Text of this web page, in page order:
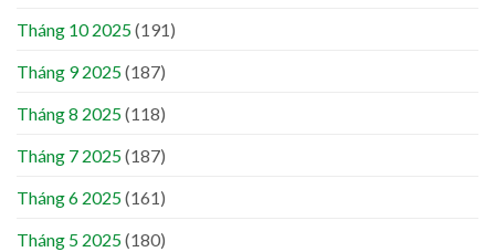
Tháng 10 2025(191)
Tháng 9 2025(187)
Tháng 8 2025(118)
Tháng 7 2025(187)
Tháng 6 2025(161)
Tháng 5 2025(180)